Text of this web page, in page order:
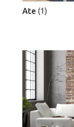
Ate (1)